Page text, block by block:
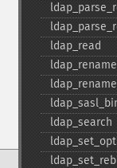
ldap_​read
ldap_​rename
ldap_​search